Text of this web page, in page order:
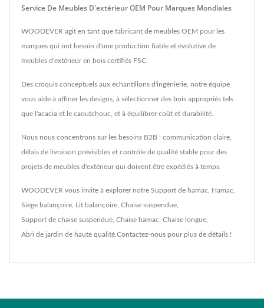
Service De Meubles D'extérieur OEM Pour Marques Mondiales
WOODEVER agit en tant que fabricant de meubles OEM pour les
marques qui ont besoin d'une production fiable et évolutive de
meubles d'extérieur en bois certifiés FSC.
Des croquis conceptuels aux échantillons d'ingénierie, notre équipe
vous aide à affiner les designs, à sélectionner des bois appropriés tels
que l'acacia et le caoutchouc, et à équilibrer coût et durabilité.
Nous nous concentrons sur les besoins B2B : communication claire,
délais de livraison prévisibles et contrôle de qualité stable pour des
projets de meubles d'extérieur qui doivent être expédiés à temps.
WOODEVER vous invite à explorer notre Support de hamac Hamac
Siège balançoire Lit balançoire Chaise suspendue
Support de chaise suspendue Chaise hamac Chaise longue
Abri de jardin de haute qualité. Contactez-nous pour plus de détails !